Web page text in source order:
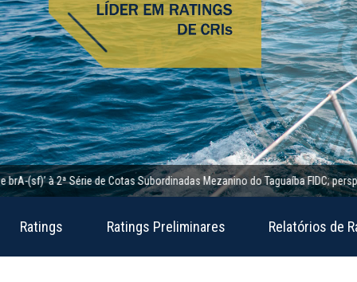
à 2ª Série de Cotas Subordinadas Mezanino do Taguaíba FIDC;
Ratings Ratings Preliminares Relatórios de